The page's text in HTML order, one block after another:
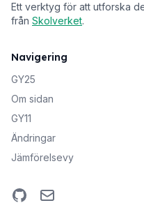
Ett verktyg för att utforska
från Skolverket.
Navigering
GY25
Om sidan
GY11
Ändringar
Jämförelsevy
GitHubEmail